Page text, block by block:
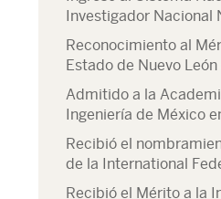
Investigador Nacional
Reconocimiento al
Estado de Nuevo
Admitido a la
Ingeniería de México
Recibió el
de la International
Recibió el Mérito a la